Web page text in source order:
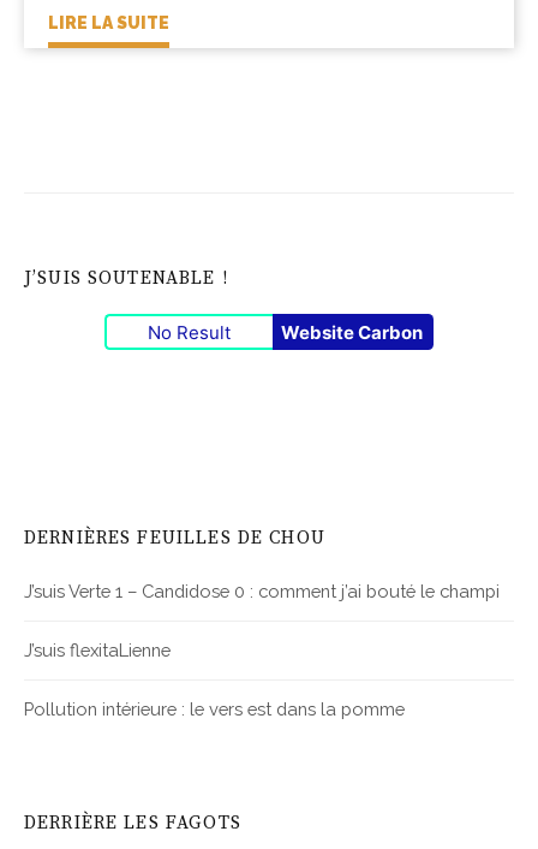
LIRE LA SUITE
J’SUIS SOUTENABLE !
No Result Website Carbon
DERNIÈRES FEUILLES DE CHOU
J’suis Verte 1 – Candidose 0 : comment j’ai bouté le champi
J’suis flexitaLienne
Pollution intérieure : le vers est dans la pomme
DERRIÈRE LES FAGOTS